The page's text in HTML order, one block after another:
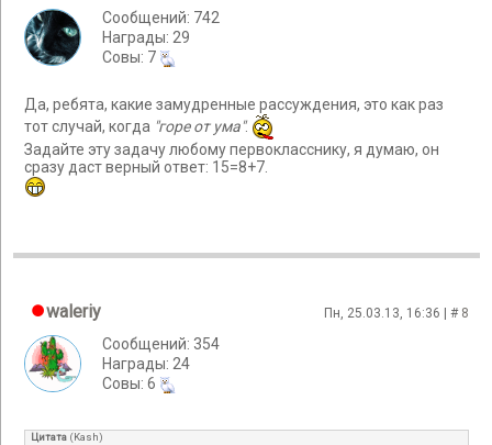
Сообщений: 742
Награды: 29
Cовы: 7
Да, ребята, какие замудренные рассуждения, это как раз
тот случай, когда "горе от ума".
Задайте эту задачу любому первокласснику, я думаю, он
сразу даст верный ответ: 15=8+7.
waleriy Пн, 25.03.13, 16:36 | # 8
Сообщений: 354
Награды: 24
Cовы: 6
Цитата (Kash)